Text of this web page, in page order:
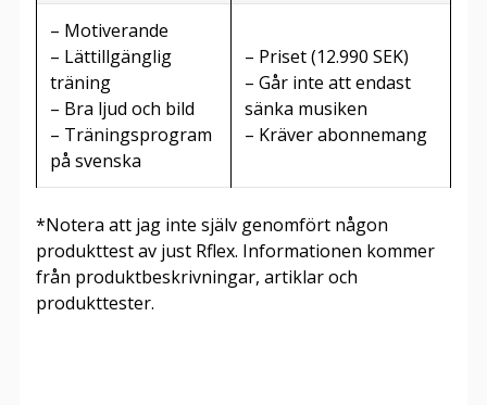
– Motiverande
– Lättillgänglig
träning
– Bra ljud och bild
– Träningsprogram
på svenska
– Priset (12.990 SEK)
– Går inte att endast
sänka musiken
– Kräver abonnemang
*Notera att jag inte själv genomfört någon
produkttest av just Rflex. Informationen kommer
från produktbeskrivningar, artiklar och
produkttester.